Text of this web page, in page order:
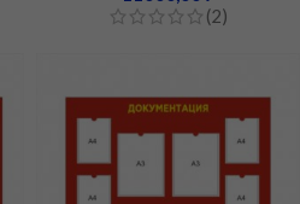
(2)